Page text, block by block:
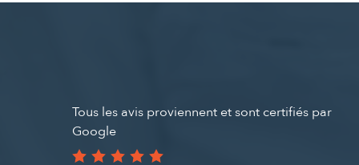
Tous les avis proviennent et sont certifiés par
Google